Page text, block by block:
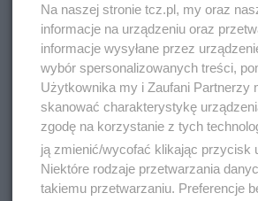
Na naszej stronie tcz.pl, my oraz
informacje na urządzeniu oraz
informacje wysyłane przez
wybór spersonalizowanych treści,
Użytkownika my i Zaufani Partnerzy
skanować charakterystykę
zgodę na korzystanie z tych
ją zmienić/wycofać klikając przycisk
Niektóre rodzaje przetwarzania
takiemu przetwarzaniu. Preferencje